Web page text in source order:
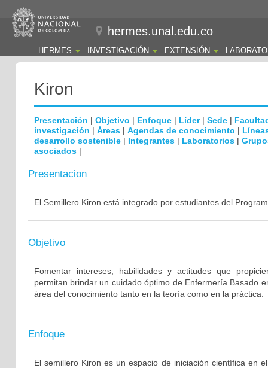
hermes.unal.edu.co
HERMES INVESTIGACIÓN EXTENSIÓN
Kiron
Presentación | Objetivo | Enfoque | Líder| Sede |
investigación | Áreas | Agendas de conocimiento |
desarrollo sostenible | Integrantes | Laboratorios |
asociados |
Presentacion
El Semillero Kiron está integrado por estudiantes del
Objetivo
Fomentar intereses, habilidades y actitudes que
permitan brindar un cuidado óptimo de Enfermería Basado
área del conocimiento tanto en la teoría como en la práctica.
Enfoque
El semillero Kiron es un espacio de iniciación científica en